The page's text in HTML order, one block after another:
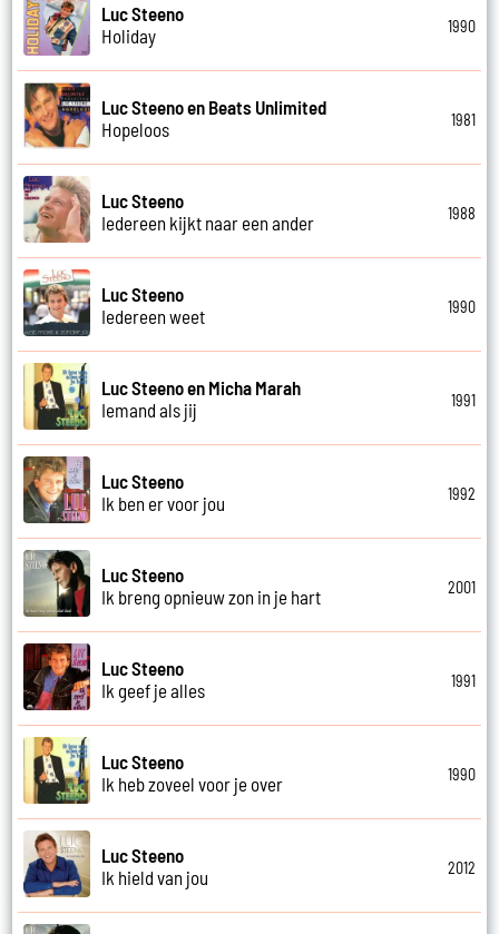
Luc Steeno
Holiday
1990
Luc Steeno en Beats Unlimited
Hopeloos
1981
Luc Steeno
Iedereen kijkt naar een ander
1988
Luc Steeno
Iedereen weet
1990
Luc Steeno en Micha Marah
Iemand als jij
1991
Luc Steeno
Ik ben er voor jou
1992
Luc Steeno
Ik breng opnieuw zon in je hart
2001
Luc Steeno
Ik geef je alles
1991
Luc Steeno
Ik heb zoveel voor je over
1990
Luc Steeno
Ik hield van jou
2012